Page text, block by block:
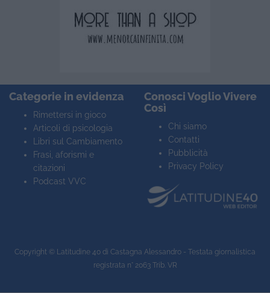
Categorie in evidenza
Rimettersi in gioco
Articoli di psicologia
Libri sul Cambiamento
Frasi, aforismi e
citazioni
Podcast VVC
Conosci Voglio Vivere
Così
Chi siamo
Contatti
Pubblicità
Privacy Policy
Copyright © Latitudine 40 di Castagna Alessandro - Testata giornalistica
registrata n° 2063 Trib. VR